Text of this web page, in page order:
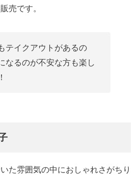
売です。
テイクアウトがあるの
なるのが不安な方も楽し
た雰囲気の中におしゃれさがちり